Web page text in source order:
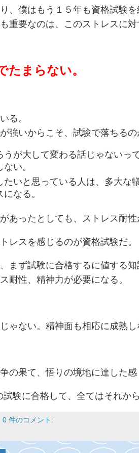
、僕はもう１５年も資格試験
重要なのは、このストレスに対
たまらない。
る。
強いからこそ、試験で落ちるの
が大して変わる話じゃないっ
い。
いと思っている人は、多大な
なる。
あったとしても、ストレス耐
レスを感じるのが資格試験だ。
まず試験に合格するに値する
耐性、精神力が必要になる。
ゃない。精神面も相応に成熟し
の果て、悟りの境地に達した感
験に合格して、全てはそれか
0 件のコメント: